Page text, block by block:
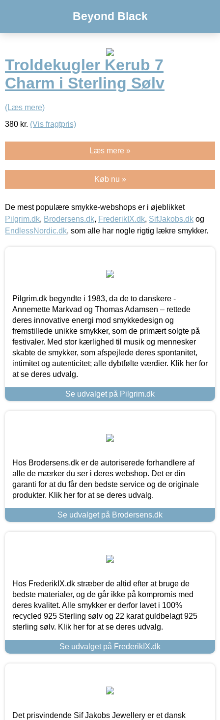
Beyond Black
Troldekugler Kerub 7
Charm i Sterling Sølv
(Læs mere)
380 kr. (Vis fragtpris)
Læs mere »
Køb nu »
De mest populære smykke-webshops er i øjeblikket
Pilgrim.dk, Brodersens.dk, FrederikIX.dk, SifJakobs.dk og
EndlessNordic.dk, som alle har nogle rigtig lækre smykker.
Pilgrim.dk begyndte i 1983, da de to danskere -
Annemette Markvad og Thomas Adamsen – rettede
deres innovative energi mod smykkedesign og
fremstillede unikke smykker, som de primært solgte på
festivaler. Med stor kærlighed til musik og mennesker
skabte de smykker, som afspejlede deres spontanitet,
intimitet og autenticitet; alle dybtfølte værdier. Klik her for
at se deres udvalg.
Se udvalget på Pilgrim.dk
Hos Brodersens.dk er de autoriserede forhandlere af
alle de mærker du ser i deres webshop. Det er din
garanti for at du får den bedste service og de originale
produkter. Klik her for at se deres udvalg.
Se udvalget på Brodersens.dk
Hos FrederikIX.dk stræber de altid efter at bruge de
bedste materialer, og de går ikke på kompromis med
deres kvalitet. Alle smykker er derfor lavet i 100%
recycled 925 Sterling sølv og 22 karat guldbelagt 925
sterling sølv. Klik her for at se deres udvalg.
Se udvalget på FrederikIX.dk
Det prisvindende Sif Jakobs Jewellery er et dansk